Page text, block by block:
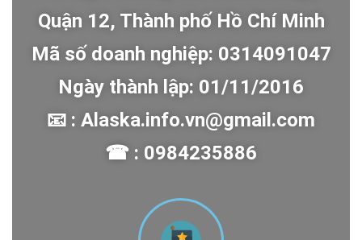
Quận 12, Thành phố Hồ Chí Minh
Mã số doanh nghiệp: 0314091047
Ngày thành lập: 01/11/2016
📧 : Alaska.info.vn@gmail.com
☎ : 0984235886